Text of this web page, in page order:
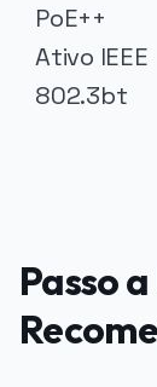
PoE++
Ativo IEEE
802.3bt
Passo